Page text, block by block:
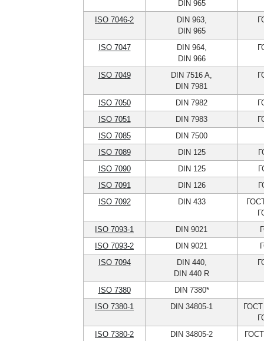
DIN 965
ISO 7046-2
DIN 963,
DIN 965
ISO 7047
DIN 964,
DIN 966
ISO 7049
DIN 7516 A,
DIN 7981
ISO 7050 DIN 7982
ISO 7051
DIN 7983
ISO 7085
DIN 7500
ISO 7089
DIN 125
ISO 7090
DIN 125
ISO 7091
DIN 126
ISO 7092
DIN 433
ISO 7093-1
DIN 9021
ISO 7093-2
DIN 9021
ISO 7094
DIN 440,
DIN 440 R
ISO 7380
DIN 7380*
ISO 7380-1
DIN 34805-1
ГОСТ
ISO 7380-2
DIN 34805-2